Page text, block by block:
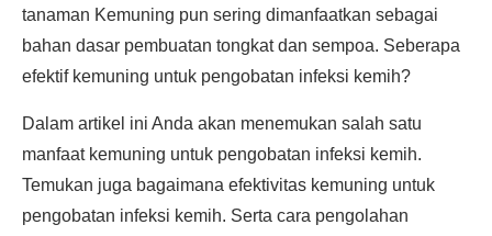
tanaman Kemuning pun sering dimanfaatkan sebagai
bahan dasar pembuatan tongkat dan sempoa. Seberapa
efektif kemuning untuk pengobatan infeksi kemih?
Dalam artikel ini Anda akan menemukan salah satu
manfaat kemuning untuk pengobatan infeksi kemih.
Temukan juga bagaimana efektivitas kemuning untuk
pengobatan infeksi kemih. Serta cara pengolahan